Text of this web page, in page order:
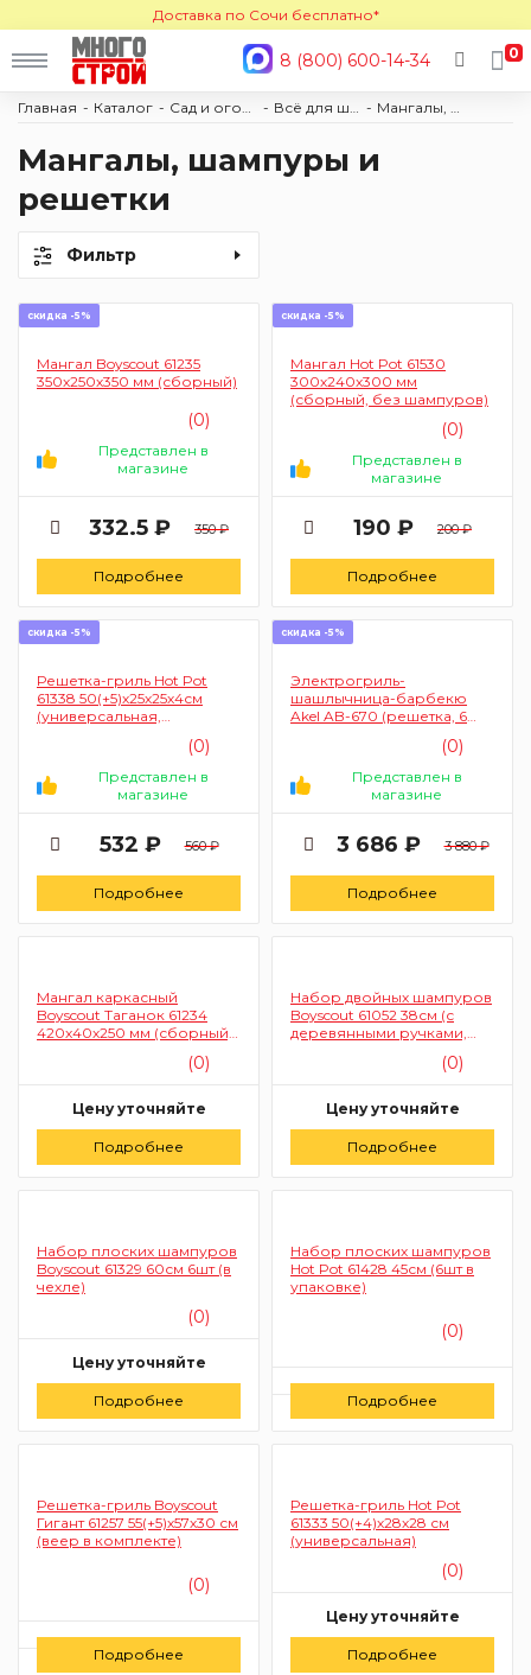
Доставка по Сочи бесплатно*
8 (800) 600-14-34 0
Главная Каталог
Мангалы, шампуры и
решетки
Фильтр
скидка -5%
Мангал Boyscout 61235
350х250х350 мм (сборный)
(0)
Представлен в
магазине
332.5 ₽ 350 ₽
Подробнее
скидка -5%
Мангал Hot Pot 61530
300х240х300 мм
(сборный, без шампуров)
(0)
Представлен в
магазине
190 ₽ 200 ₽
Подробнее
скидка -5%
Решетка-гриль Hot Pot
61338 50(+5)х25х25х4см
(универсальная,
(0)
Представлен в
магазине
532 ₽ 560 ₽
Подробнее
скидка -5%
Электрогриль-
шашлычница-барбекю
Akel AB-670 (решетка, 6
(0)
Представлен в
магазине
3 686 ₽ 3 880 ₽
Подробнее
Мангал каркасный
Boyscout Таганок 61234
420х40х250 мм (сборный,
(0)
Цену уточняйте
Заказать
Подробнее
Набор двойных шампуров
Boyscout 61052 38см (с
деревянными ручками,
(0)
Цену уточняйте
Заказать
Подробнее
Набор плоских шампуров
Boyscout 61329 60см 6шт (в
чехле)
(0)
Цену уточняйте
Заказать
Подробнее
Набор плоских шампуров
Hot Pot 61428 45см (6шт в
упаковке)
(0)
Заказать
Подробнее
Решетка-гриль Boyscout
Гигант 61257 55(+5)х57х30 см
(веер в комплекте)
(0)
Заказать
Подробнее
Решетка-гриль Hot Pot
61333 50(+4)х28х28 см
(универсальная)
(0)
Цену уточняйте
Заказать
Подробнее